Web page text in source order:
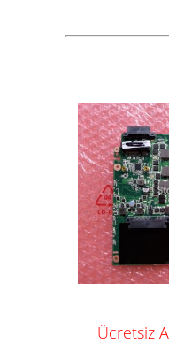
Ücretsiz